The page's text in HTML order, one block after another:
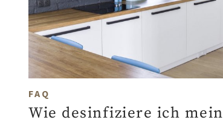
FAQ
Wie desinfiziere ich mein